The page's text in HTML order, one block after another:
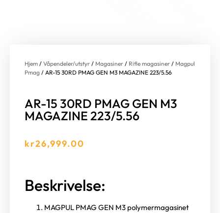
Hjem / Våpendeler/utstyr / Magasiner / Rifle magasiner / Magpul
Pmag / AR-15 30RD PMAG GEN M3 MAGAZINE 223/5.56
AR-15 30RD PMAG GEN M3
MAGAZINE 223/5.56
kr26,999.00
Beskrivelse:
MAGPUL PMAG GEN M3 polymermagasinet